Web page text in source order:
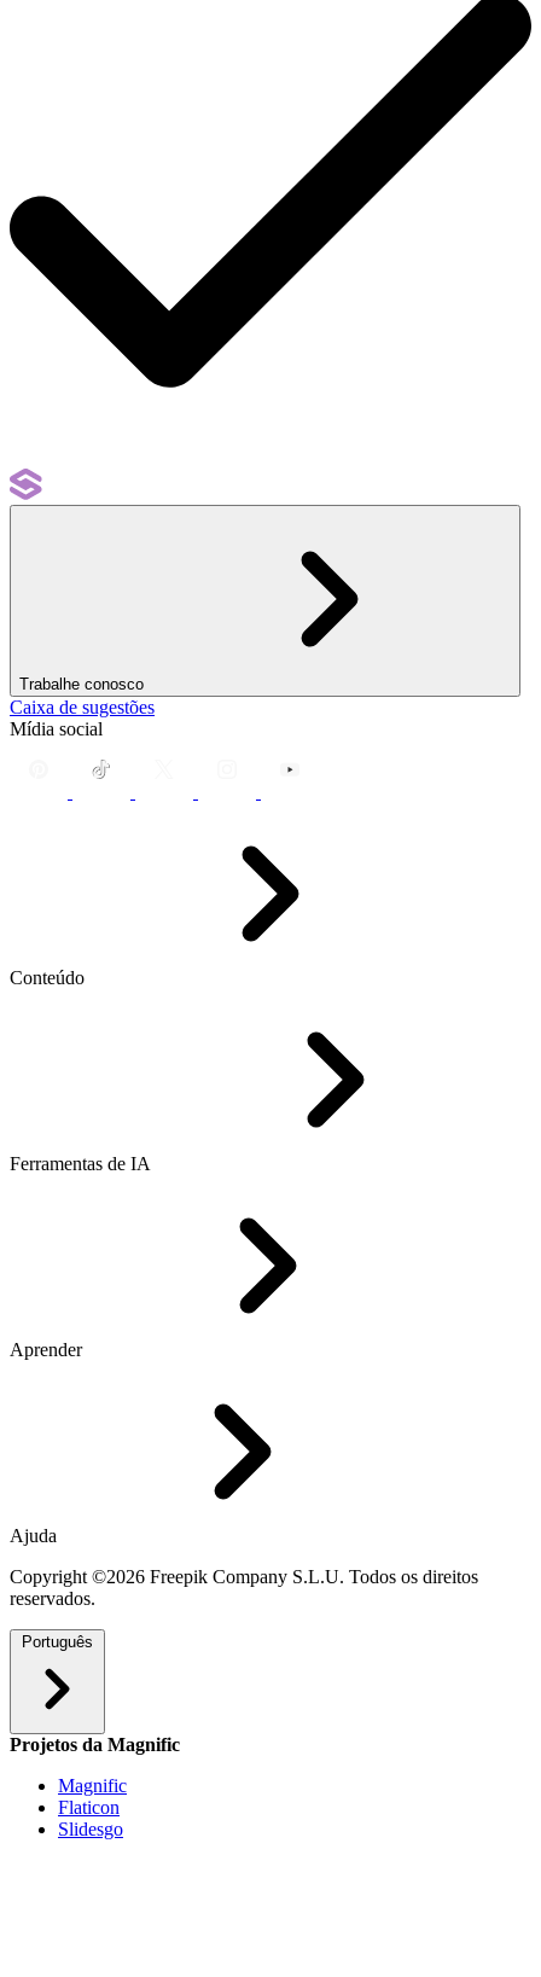
Trabalhe conosco
Caixa de sugestões
Mídia social
Conteúdo
Ferramentas de IA
Aprender
Ajuda
Copyright ©2026 Freepik Company S.L.U. Todos os direitos
reservados.
Português
Projetos da Magnific
Magnific
Flaticon
Slidesgo